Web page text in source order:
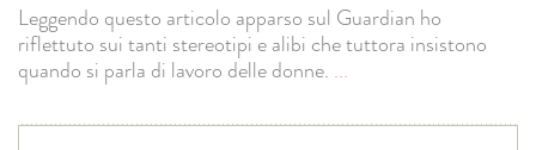
Leggendo questo articolo apparso sul Guardian ho
riflettuto sui tanti stereotipi e alibi che tuttora insistono
quando si parla di lavoro delle donne. ...